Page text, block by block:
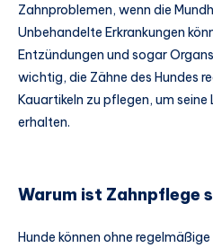
Zahnproblemen, wenn die
Unbehandelte Erkrankungen
Entzündungen und sogar
wichtig, die Zähne des Hundes
Kauartikeln zu pflegen, um
erhalten.
Warum ist Zahnpflege
Hunde können ohne